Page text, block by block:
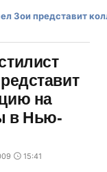
на
в Нью-
15:41